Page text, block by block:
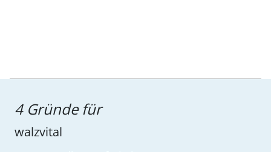
4 Gründe für
walzvital